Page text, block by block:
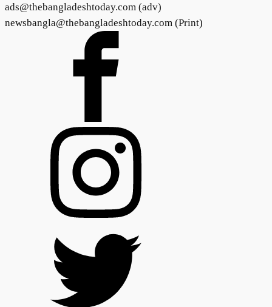
ads@thebangladeshtoday.com (adv)
newsbangla@thebangladeshtoday.com (Print)